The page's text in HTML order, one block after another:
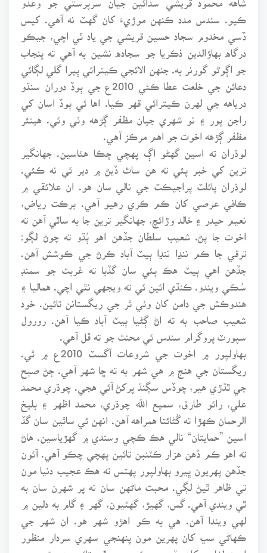
ڪيو. سندس مدد ڪنهن موڙيءَ کان گهٽ نه آهي. کيس
ڏسي مخدوم سجاد حسين قريشي جي ياد ٿي اچي، جيڪو
درگاه بهاؤالدين ذڪريا جو سجاده نشين به آهي ته پنجاب
جو اڳوڻو گورنر به. جنهن الائجي ڪيترائي ڀيرا گلي لڳائي
دعائن جي خلعت عطا ڪئي 2010ع جي ٻوڏ دوران سنڌو
درياهه جي لهرن ڪيترائي قهر ڪيا. اها ئي ٻوڏ اسان کي
راجن پور ۽ نو شهري جيان مظفر ڳڙهه وٺي وئي. هينئر
مظفر ڳڙهه اخوت جو اهم مرڪز آهي.
لوڌران ته اسين گهڻو اڳ پهچي چڪا هئاسين. جهانگير
ترين کي خبر پئي ته هن ساٿ ڏيڻ ۾ دير ئي نه ڪئي.
لوڌران پائلٽ پراجيڪٽ جي نالي سان هو. ان علائقي ۾
ڪافي عرصي کان ڪم ڪري رهيو آهي. برڪت رياض،
نعيم حيدر ۽ خالد وڙائچ، جهانگير ترين جا به ساٿي آهن ته
اخوت جا پڻ. شعيب سلطان جڏهن اهو ٻُڌو ته چوڻ لڳو:
ترقي جا ڪم ننڍا ننڍا ٻيٽ آباد ڪرڻ جي ڪوشش آهن.
جڏهن اهي ٻيٽ هڪ ٻئي سان گڏبا ته غربت جو سمنڊ
سُڪي ويندو. ڪنڌي ائين ئي ته ويجهي نٿي اچي. هماليا ۽
هندوڪش جي دامن کان وٺي ٿر جي ريگستانن تائين. خود
شعيب صاحب به ته اڻ ڳڻيا ٻيٽ آباد ڪيا آهن. رورول
سپورٽ پروگرام سندس ئي محنت جو ته ڦل آهي.
بهاولپور ۾ اخوت جي شروعات آگسٽ 2010ع ۾ ٿي.
ريگستان جي هنج ۾ هي شهر به ته ڇا شهر آهي. ڄڻ صبح
جي ٿڌڙي هير، چوڏس سڳنڌ پرکڻ آئي هجي. چوڌري محمد
علي، رائو طارق، سميع الله چوڌري، محمد اظهر ۽ بليخ
الرحمان ڪهڙا ته گُڻائتا همراهه آهن. انهن ئي ساٿين سان گڏ
اسين ”حمايتان“ نالي هڪ ڪچي وسندي ۾ گهڙياسين. هاڻ
ته اهو ڪم ڏهن هزار ڪٽنبن تائين پهچي چڪو آهي. آئون
جڏهن پهريون ڀيرو بهاولپور پهتس ته هڪ عجيب دنيا مون
تي ظاهر ٿيڻ لڳي. محبت ماڻهن سان نه پر شهرن سان به
ٿي ويندي آهي. گس، گهيڙ، گهٽيون، گهر ۽ گام به دلين ۾
لهي ويندا آهن. هي به ڪو اهڙو شهر هو. ان شهر جي
ڪهاڻي سڀ کان پهرين مون پنهنجي سهري سردار منظور
احمد لغاري کان ٻڌي، جيڪو ٻن سالن تائين هن شهر جو